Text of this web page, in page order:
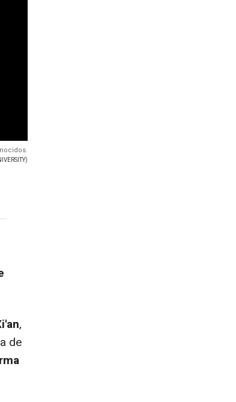
,
de